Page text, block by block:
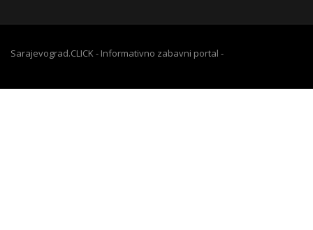
Sarajevograd.CLICK - Informativno zabavni portal -